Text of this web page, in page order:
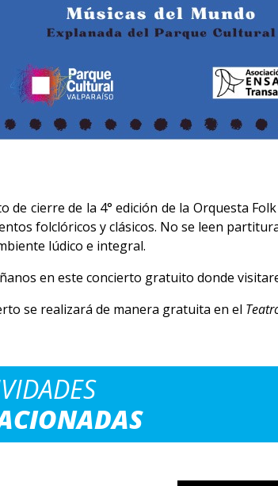
de cierre de la 4° edición de la Orquesta
folclóricos y clásicos. No se leen
lúdico e integral.
en este concierto gratuito donde
se realizará de manera gratuita en el